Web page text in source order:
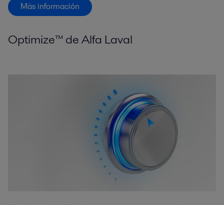
Mäs información
Optimize™ de Alfa Laval